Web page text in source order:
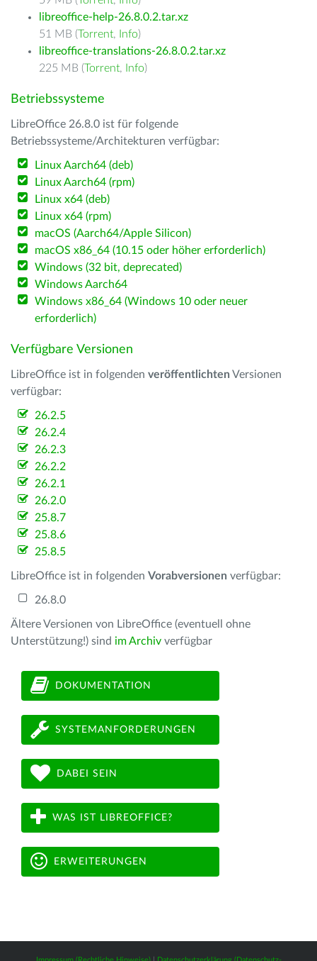
libreoffice-help-26.8.0.2.tar.xz
51 MB (Torrent, Info)
libreoffice-translations-26.8.0.2.tar.xz
225 MB (Torrent, Info)
Betriebssysteme
LibreOffice 26.8.0 ist für folgende
Betriebssysteme/Architekturen verfügbar:
Linux Aarch64 (deb)
Linux Aarch64 (rpm)
Linux x64 (deb)
Linux x64 (rpm)
macOS (Aarch64/Apple Silicon)
macOS x86_64 (10.15 oder höher erforderlich)
Windows (32 bit, deprecated)
Windows Aarch64
Windows x86_64 (Windows 10 oder neuer
erforderlich)
Verfügbare Versionen
LibreOffice ist in folgenden veröffentlichten Versionen
verfügbar:
26.2.5
26.2.4
26.2.3
26.2.2
26.2.1
26.2.0
25.8.7
25.8.6
25.8.5
LibreOffice ist in folgenden Vorabversionen verfügbar:
26.8.0
Ältere Versionen von LibreOffice (eventuell ohne
Unterstützung!) sind im Archiv verfügbar
DOKUMENTATION
SYSTEMANFORDERUNGEN
DABEI SEIN
WAS IST LIBREOFFICE?
ERWEITERUNGEN